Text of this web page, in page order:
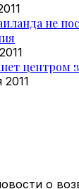
не
центром
2011
о